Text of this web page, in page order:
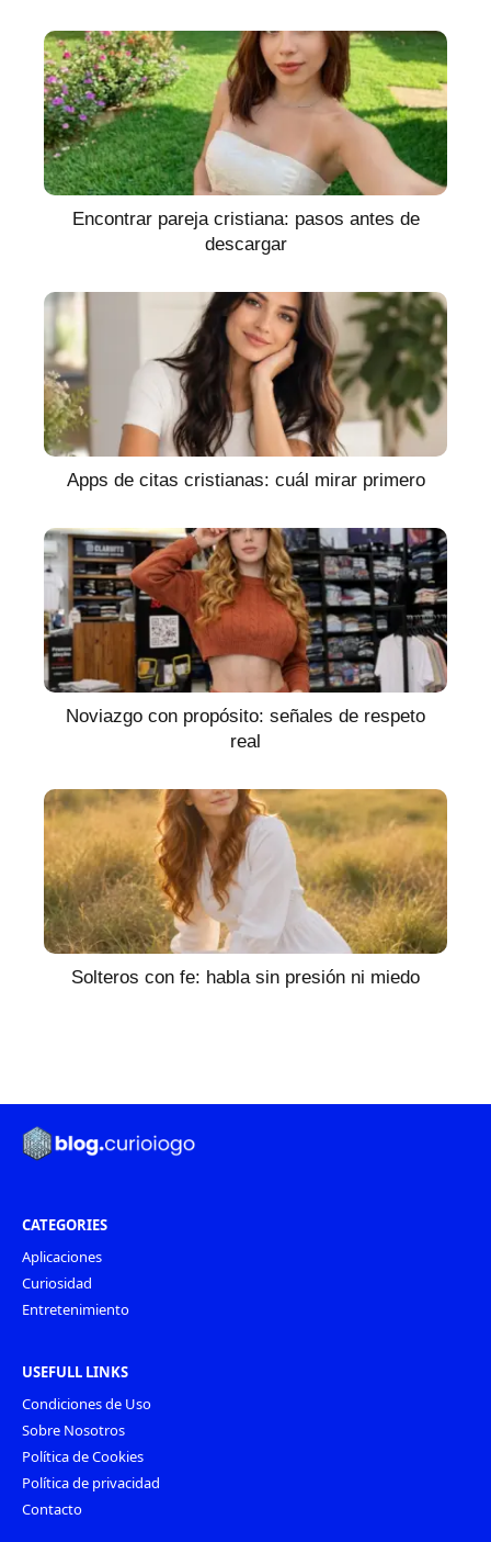
Encontrar pareja cristiana: pasos antes de
descargar
Apps de citas cristianas: cuál mirar primero
Noviazgo con propósito: señales de respeto
real
Solteros con fe: habla sin presión ni miedo
CATEGORIES
Aplicaciones
Curiosidad
Entretenimiento
USEFULL LINKS
Condiciones de Uso
Sobre Nosotros
Política de Cookies
Política de privacidad
Contacto